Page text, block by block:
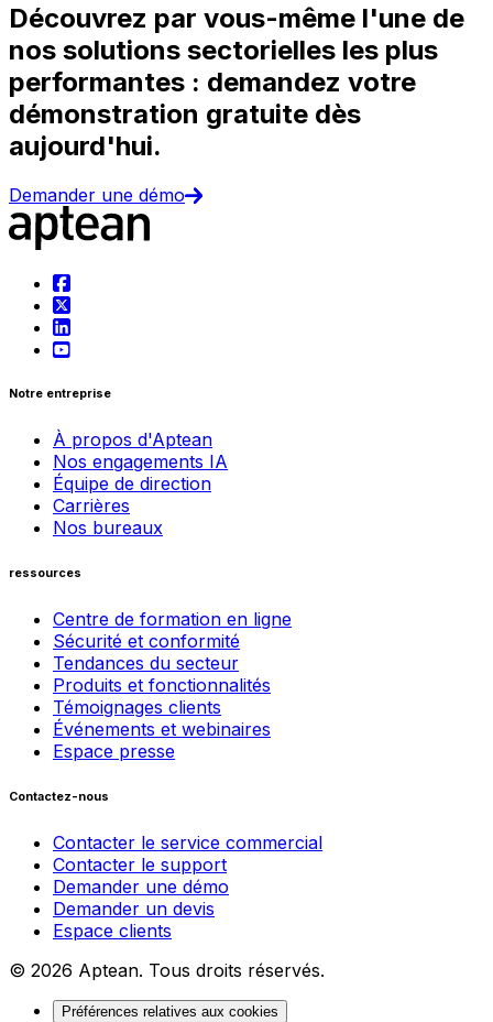
Découvrez par vous-même l'une de
nos solutions sectorielles les plus
performantes : demandez votre
démonstration gratuite dès
aujourd'hui.
Demander une démo
Notre entreprise
À propos d'Aptean
Nos engagements IA
Équipe de direction
Carrières
Nos bureaux
ressources
Centre de formation en ligne
Sécurité et conformité
Tendances du secteur
Produits et fonctionnalités
Témoignages clients
Événements et webinaires
Espace presse
Contactez-nous
Contacter le service commercial
Contacter le support
Demander une démo
Demander un devis
Espace clients
© 2026 Aptean. Tous droits réservés.
Préférences relatives aux cookies